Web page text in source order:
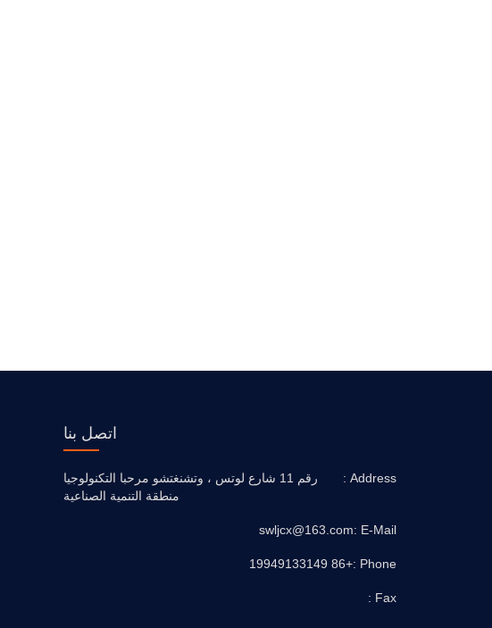
اتصل بنا
Address :
رقم 11 شارع لوتس ، وتشنغتشو مرحبا التكنولوجيا
منطقة التنمية الصناعية
E-Mail :
swljcx@163.com
Phone :
+86 19949133149
Fax :